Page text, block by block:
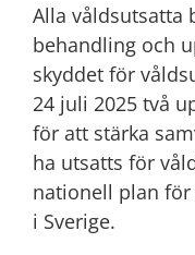
Alla våldsutsatta
behandling och
skyddet för
24 juli 2025 två
för att stärka
ha utsatts för
nationell plan
i Sverige.